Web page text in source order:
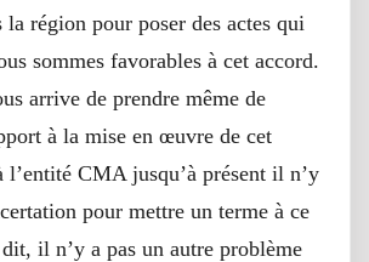
région pour poser des actes qui
sommes favorables à cet accord.
arrive de prendre même de
à la mise en œuvre de cet
l’entité CMA jusqu’à présent il n’y
pour mettre un terme à ce
il n’y a pas un autre problème